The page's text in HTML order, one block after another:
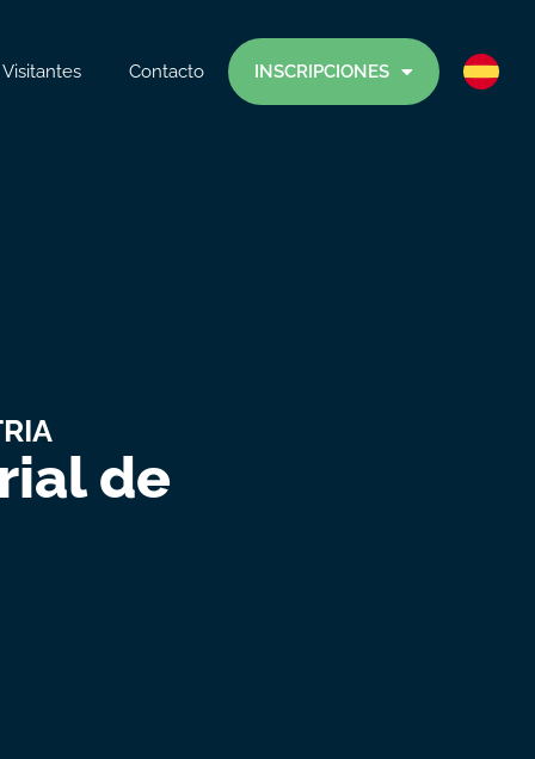
Visitantes Contacto INSCRIPCIONES
de